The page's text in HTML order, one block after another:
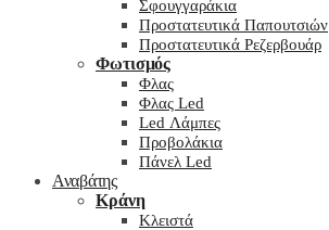
Σφουγγαράκια
Προστατευτικά Παπουτσιών
Προστατευτικά Ρεζερβουάρ
Φωτισμός
Φλας
Φλας Led
Led Λάμπες
Προβολάκια
Πάνελ Led
Αναβάτης
Κράνη
Kλειστά